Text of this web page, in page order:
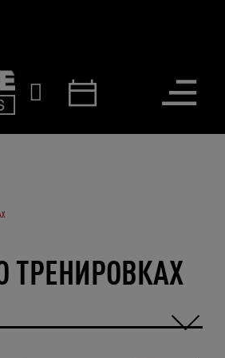
Открыть
ТРЕНИРОВКАХ